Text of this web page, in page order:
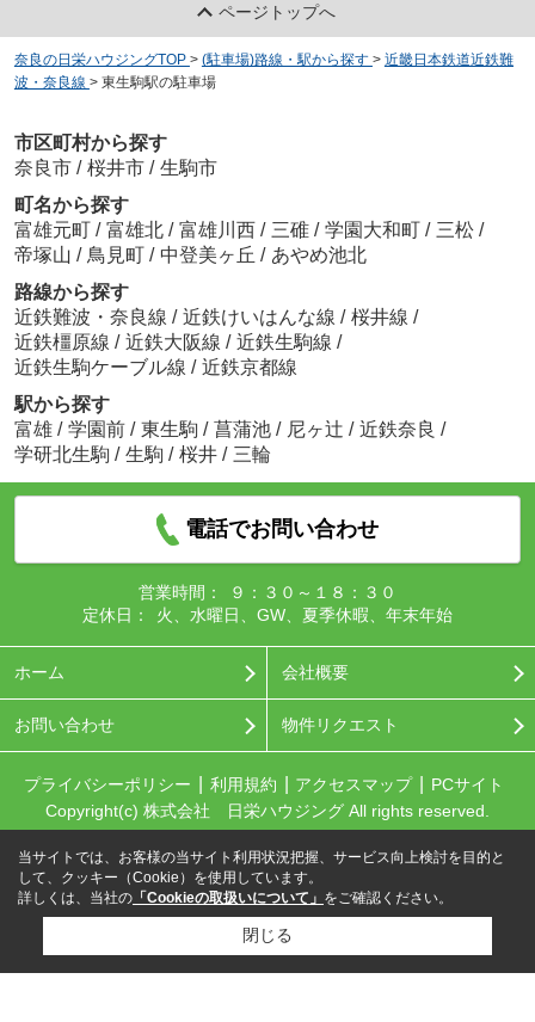
ページトップへ
奈良の日栄ハウジングTOP > (駐車場)路線・駅から探す > 近畿日本鉄道近鉄難
波・奈良線 > 東生駒駅の駐車場
市区町村から探す
奈良市 / 桜井市 / 生駒市
町名から探す
富雄元町 / 富雄北 / 富雄川西 / 三碓 / 学園大和町 / 三松 /
帝塚山 / 鳥見町 / 中登美ヶ丘 / あやめ池北
路線から探す
近鉄難波・奈良線 / 近鉄けいはんな線 / 桜井線 /
近鉄橿原線 / 近鉄大阪線 / 近鉄生駒線 /
近鉄生駒ケーブル線 / 近鉄京都線
駅から探す
富雄 / 学園前 / 東生駒 / 菖蒲池 / 尼ヶ辻 / 近鉄奈良 /
学研北生駒 / 生駒 / 桜井 / 三輪
電話でお問い合わせ
営業時間：
９：３０～１８：３０
定休日：
火、水曜日、GW、夏季休暇、年末年始
ホーム 会社概要
お問い合わせ 物件リクエスト
プライバシーポリシー 利用規約 アクセスマップ
PCサイト
Copyright(c) 株式会社 日栄ハウジング All rights reserved.
当サイトでは、お客様の当サイト利用状況把握、サービス向上検討を目的と
して、クッキー（Cookie）を使用しています。
詳しくは、当社の 「Cookieの取扱いについて」 をご確認ください。
閉じる